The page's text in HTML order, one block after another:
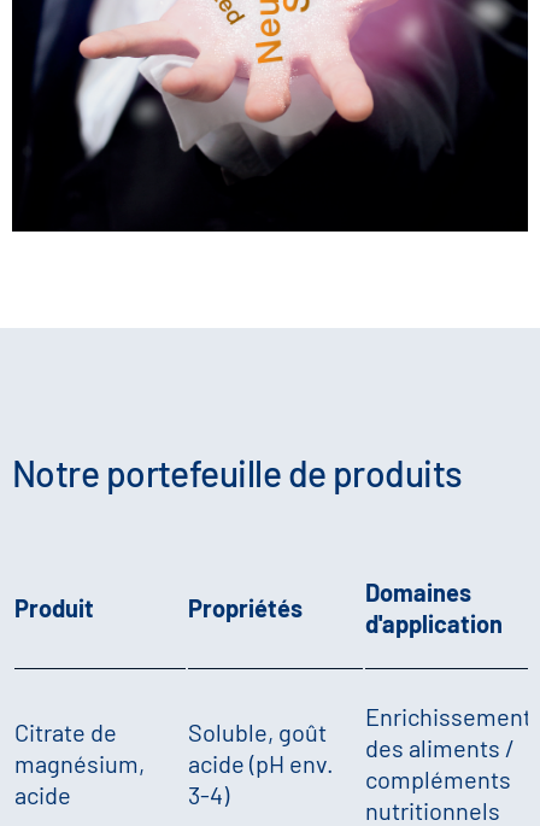
Notre portefeuille de produits
Produit Propriétés
Domaines
d'application
Citrate de
magnésium,
acide
Soluble, goût
acide (pH env.
3-4)
Enrichissement
des aliments /
compléments
nutritionnels